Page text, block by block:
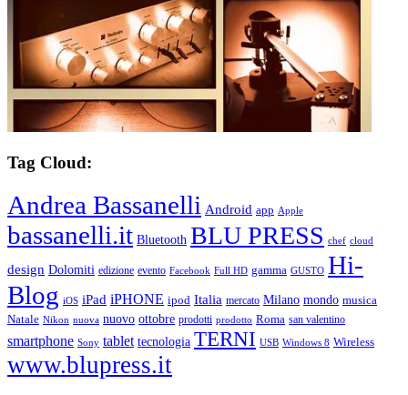
Tag Cloud:
Andrea Bassanelli Android app Apple
bassanelli.it Bluetooth BLU PRESS chef cloud
design Dolomiti edizione evento Facebook Full HD gamma GUSTO Hi-
Blog iOS iPad iPHONE ipod Italia mercato Milano mondo musica
Natale Nikon nuova nuovo ottobre prodotti prodotto Roma san valentino
smartphone Sony tablet tecnologia TERNI USB Windows 8 Wireless
www.blupress.it